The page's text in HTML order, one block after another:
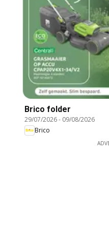
Brico folder
29/07/2026- 09/08/2026
Brico